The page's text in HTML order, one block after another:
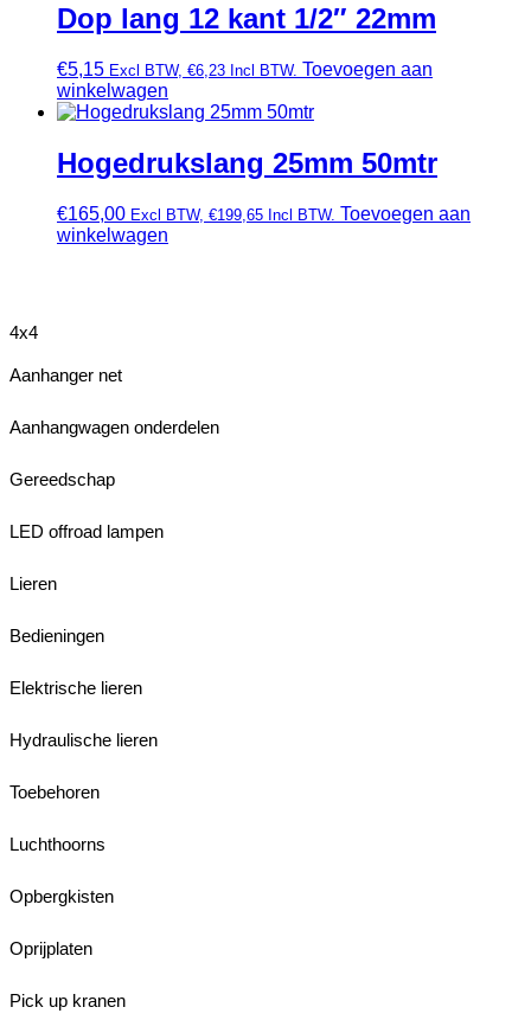
Dop lang 12 kant 1/2″ 22mm
€5,15 Excl BTW, €6,23 Incl BTW. Toevoegen aan
winkelwagen
Hogedrukslang 25mm 50mtr
€165,00 Excl BTW, €199,65 Incl BTW. Toevoegen aan
winkelwagen
4x4
Aanhanger net
Aanhangwagen onderdelen
Gereedschap
LED offroad lampen
Lieren
Bedieningen
Elektrische lieren
Hydraulische lieren
Toebehoren
Luchthoorns
Opbergkisten
Oprijplaten
Pick up kranen